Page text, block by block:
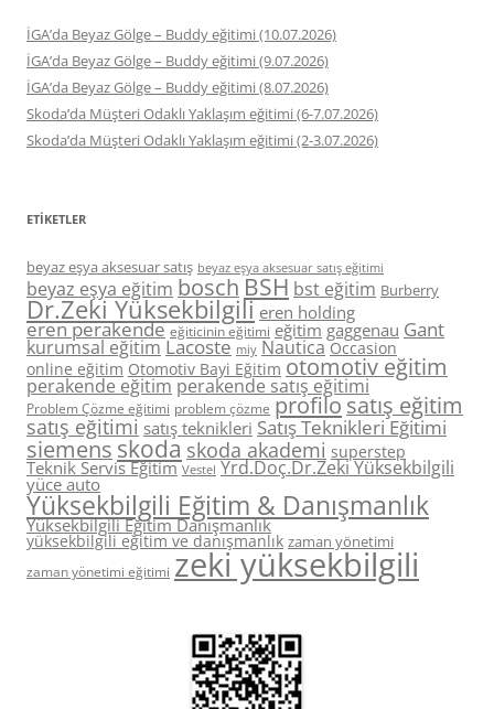
İGA’da Beyaz Gölge – Buddy eğitimi (10.07.2026)
İGA’da Beyaz Gölge – Buddy eğitimi (9.07.2026)
İGA’da Beyaz Gölge – Buddy eğitimi (8.07.2026)
Skoda’da Müşteri Odaklı Yaklaşım eğitimi (6-7.07.2026)
Skoda’da Müşteri Odaklı Yaklaşım eğitimi (2-3.07.2026)
ETIKETLER
beyaz eşya aksesuar satış beyaz eşya aksesuar satış eğitimi
beyaz eşya eğitim boschBSH bst eğitim Burberry
Dr.Zeki Yüksekbilgili eren holding
eren perakende eğiticinin eğitimi eğitim gaggenau Gant
kurumsal eğitim Lacoste miy Nautica Occasion
online eğitim Otomotiv Bayi Eğitim otomotiv eğitim
perakende eğitim perakende satış eğitimi
Problem Çözme eğitimi problem çözme profilo satış eğitim
satış eğitimi satış teknikleri Satış Teknikleri Eğitimi
siemens skoda skoda akademi superstep
Teknik Servis Eğitim Vestel Yrd.Doç.Dr.Zeki Yüksekbilgili
yüce auto
Yüksekbilgili Eğitim & Danışmanlık
Yüksekbilgili Eğitim Danışmanlık
yüksekbilgili eğitim ve danışmanlık zaman yönetimi
zaman yönetimi eğitimi zeki yüksekbilgili